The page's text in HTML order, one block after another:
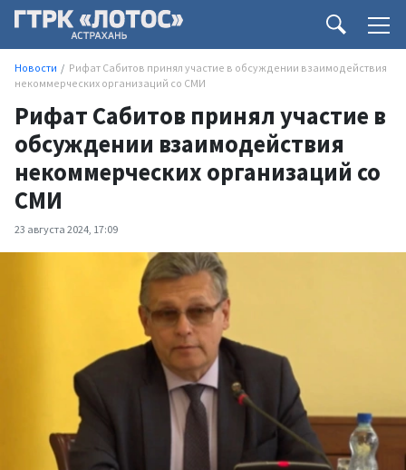
Новости
Рифат Сабитов принял участие в обсуждении взаимодействия
некоммерческих организаций со СМИ
Рифат Сабитов принял участие в
обсуждении взаимодействия
некоммерческих организаций со
СМИ
23 августа 2024, 17:09